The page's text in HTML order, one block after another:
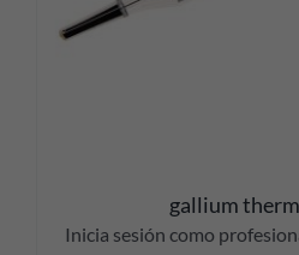
gallium
Inicia sesión como